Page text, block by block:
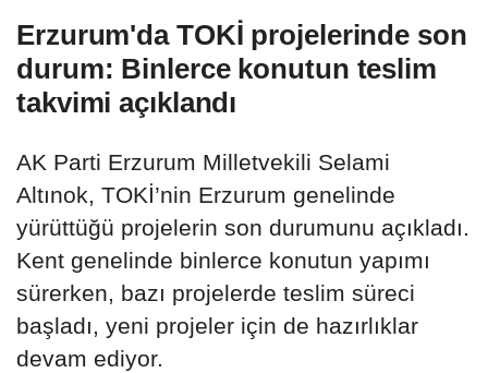
Erzurum'da TOKİ projelerinde son
durum: Binlerce konutun teslim
takvimi açıklandı
AK Parti Erzurum Milletvekili Selami
Altınok, TOKİ’nin Erzurum genelinde
yürüttüğü projelerin son durumunu açıkladı.
Kent genelinde binlerce konutun yapımı
sürerken, bazı projelerde teslim süreci
başladı, yeni projeler için de hazırlıklar
devam ediyor.